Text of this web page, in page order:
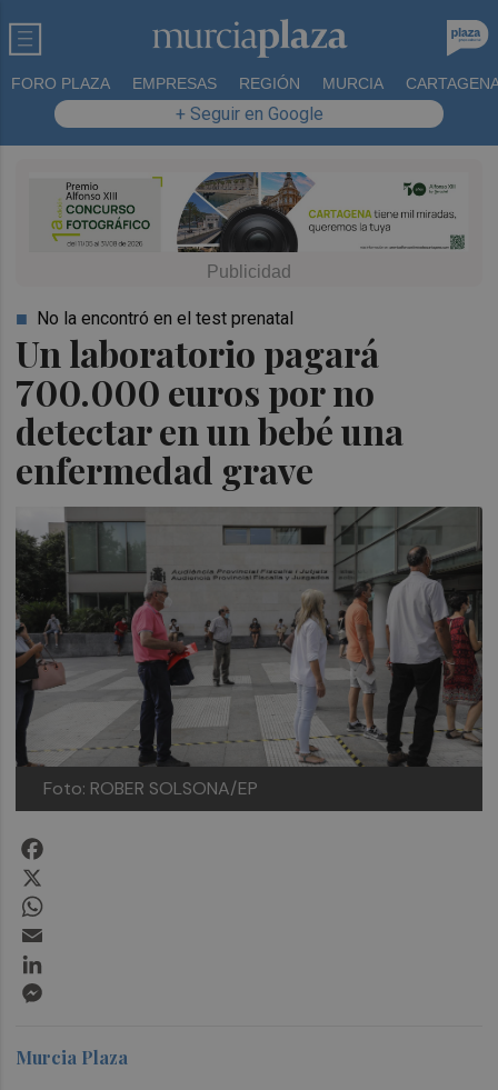
FORO PLAZA EMPRESAS REGIÓN MURCIA
+ Seguir en Google
Un laboratorio pagará
700.000 euros por no
detectar en un bebé una
enfermedad grave
No la encontró en el test prenatal
Foto: ROBER SOLSONA/EP
Murcia Plaza